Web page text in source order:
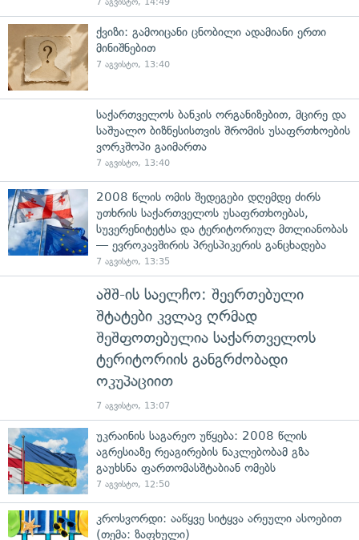
ქვიზი: გამოიცანი ცნობილი ადამიანი ერთი
მინიშნებით
7 აგვისტო, 13:40
საქართველოს ბანკის ორგანიზებით, მცირე და
საშუალო ბიზნესისთვის შრომის უსაფრთხოების
ვორკშოპი გაიმართა
7 აგვისტო, 13:40
2008 წლის ომის შედეგები დღემდე ძირს
უთხრის საქართველოს უსაფრთხოებას,
სუვერენიტეტსა და ტერიტორიულ მთლიანობას
— ევროკავშირის პრესპიკერის განცხადება
7 აგვისტო, 13:35
აშშ-ის საელჩო: შეერთებული
შტატები კვლავ ღრმად
შეშფოთებულია საქართველოს
ტერიტორიის განგრძობადი
ოკუპაციით
7 აგვისტო, 13:07
უკრაინის საგარეო უწყება: 2008 წლის
აგრესიაზე რეაგირების ნაკლებობამ გზა
გაუხსნა ფართომასშტაბიან ომებს
7 აგვისტო, 12:50
კროსვორდი: ააწყვე სიტყვა არეული ასოებით
(თემა: ზაფხული)